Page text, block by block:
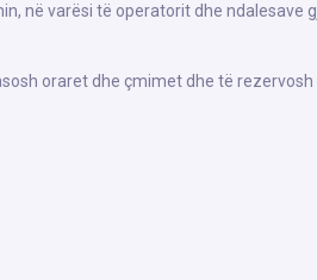
në varësi të operatorit dhe ndalesave
oraret dhe çmimet dhe të rezervosh